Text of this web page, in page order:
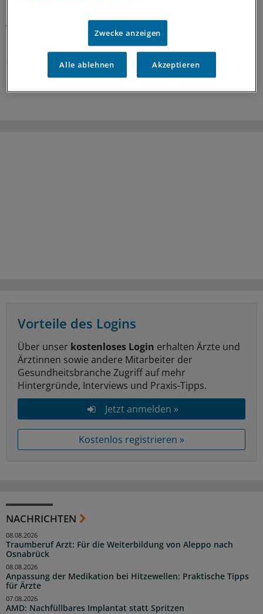
Aktien mit Kursverlusten zu lange zu halten ist eine von
mehreren Psychofallen an der Börse. Welche weiteren
Fehler besonders häufig gemacht werden und was
dagegen hilft.
Vorteile des Logins
Über unser kostenloses Login erhalten Ärzte und
Ärztinnen sowie andere Mitarbeiter der
Gesundheitsbranche Zugriff auf mehr
Hintergründe, Interviews und Praxis-Tipps.
Jetzt anmelden »
Kostenlos registrieren »
NACHRICHTEN
Traumberuf Arzt: Für die Weiterbildung von Aleppo nach
Osnabrück
08.08.2026
Anpassung der Medikation bei Hitzewellen: Praktische Tipps
für Ärzte
08.08.2026
AMD: Nachfüllbares Implantat statt Spritzen
07.08.2026
Zwecke anzeigen
Alle ablehnen Akzeptieren